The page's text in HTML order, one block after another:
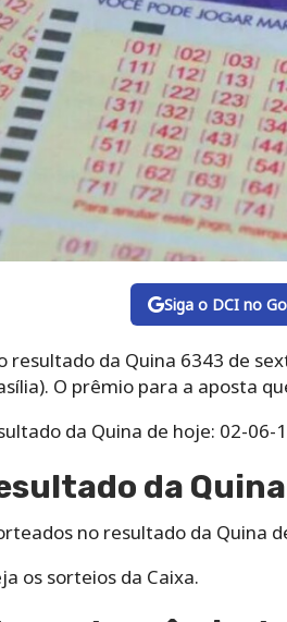
Siga o DCI no
resultado da Quina 6343 de
O prêmio para a aposta
da Quina de hoje: 02-06-
da
no resultado da Quina
os sorteios da Caixa.